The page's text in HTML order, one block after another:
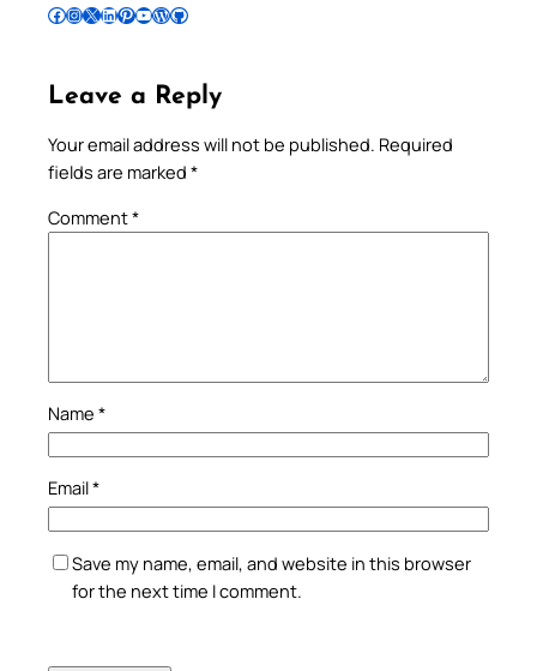
Follow Pradeep on Facebook Follow Pradeep on InstagramFollow Pradeep on X Follow Pradeep on LinkedIn Follow Pradeep on Pinterest Subscribe to Pradeep’s Youtube Channel Follow Pradeep on WordPress Follow Pradeep on GitHub
Leave a Reply
Your email address will not be published. Required
fields are marked *
Comment*
Name *
Email*
Save my name, email, and website in this browser
for the next time I comment.